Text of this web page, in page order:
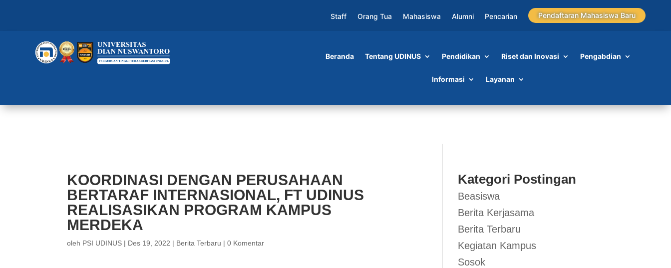
Staff Orang Tua Mahasiswa Alumni Pencarian Pendaftaran Mahasiswa Baru
Beranda Tentang UDINUS Pendidikan Riset dan Inovasi Pengabdian
Informasi Layanan
KOORDINASI DENGAN PERUSAHAAN
BERTARAF INTERNASIONAL, FT UDINUS
REALISASIKAN PROGRAM KAMPUS
MERDEKA
oleh PSI UDINUS | Des 19, 2022 | Berita Terbaru |0 Komentar
Kategori Postingan
Beasiswa
Berita Kerjasama
Berita Terbaru
Kegiatan Kampus
Sosok